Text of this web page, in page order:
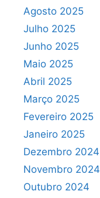
Agosto 2025
Julho 2025
Junho 2025
Maio 2025
Abril 2025
Março 2025
Fevereiro 2025
Janeiro 2025
Dezembro 2024
Novembro 2024
Outubro 2024